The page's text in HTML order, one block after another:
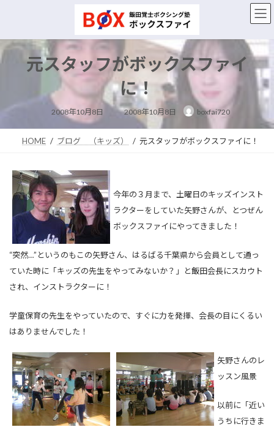
ン
ツ
ー
シ
元スタッフがボックスファイ
に！
2008年10月8日
最
終
新
時
2008年10月8日 boxfai720
HOME ブログ （キッズ） 元スタッフがボックスファイに！
今年の３月まで、土曜日のキッズインスト
ラクターをしていた矢野さんが、とつぜん
ボックスファイにやってきました！
“突然…”というのもこの矢野さん、はるばる千葉県から会員として通っ
ていた時に「キッズの先生をやってみないか？」と飯田会長にスカウト
され、インストラクターに！
学童保育の先生をやっていたので、すぐに力を発揮、会長の目にくるい
はありませんでした！
矢野さんのレ
ッスン風景
以前に「近い
うちに行きま